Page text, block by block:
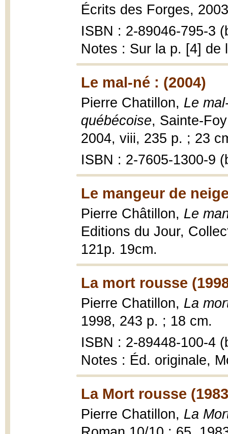
Écrits des Forges,
ISBN : 2-89046-795-3
Notes : Sur la p. [4] de
Le mal-né : (2004)
Pierre Chatillon, Le
québécoise, Sainte-
2004, viii, 235 p. ; 23
ISBN : 2-7605-1300-9
Le mangeur de
Pierre Châtillon, Le
Editions du Jour,
121p. 19cm.
La mort rousse
Pierre Chatillon, La
1998, 243 p. ; 18 cm.
ISBN : 2-89448-100-4
Notes : Éd. originale,
La Mort rousse
Pierre Chatillon, La